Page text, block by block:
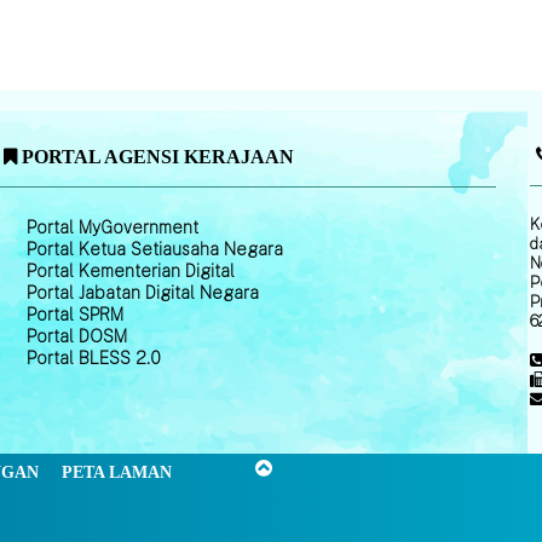
PORTAL AGENSI KERAJAAN
Portal MyGovernment
Portal Ketua Setiausaha Negara
Portal Kementerian Digital
Portal Jabatan Digital Negara
Portal SPRM
Portal DOSM
Portal BLESS 2.0
PETA LAMAN